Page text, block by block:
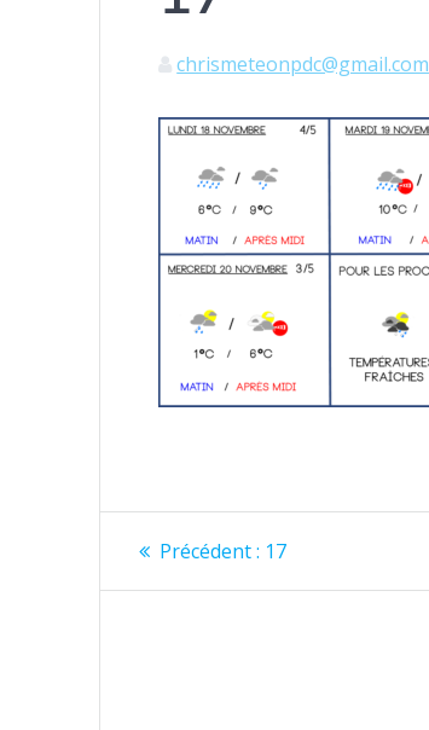
chrismeteonpdc@gmail.com
Navigation
de
Précédent : Article
17